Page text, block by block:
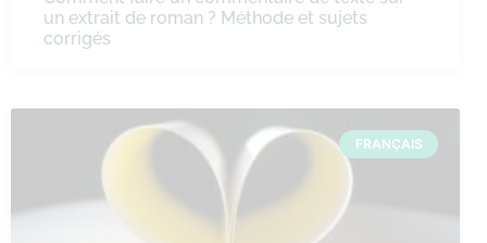
un extrait de roman ? Méthode et sujets
corrigés
FRANÇAIS